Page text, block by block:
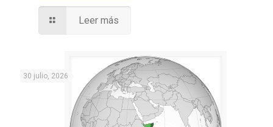
Leer más
30 julio, 2026